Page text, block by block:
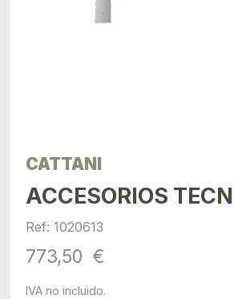
CATTANI
ACCESORIOS
Ref: 1020613
773,50 €
IVA no incluido.